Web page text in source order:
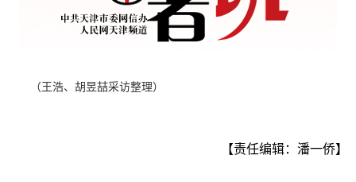
（王浩、胡昱喆采访整理）
【责任编辑：潘一侨】